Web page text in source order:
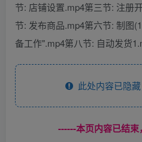
节: 店铺设置.mp4第三节: 注册
节: 发布商品.mp4第六节: 制图
备工作".mp4第八节: 自动发货
此处内容已隐藏
------本页内容已结